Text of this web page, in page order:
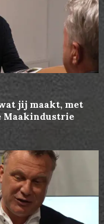
jij maakt, met
Maakindustrie